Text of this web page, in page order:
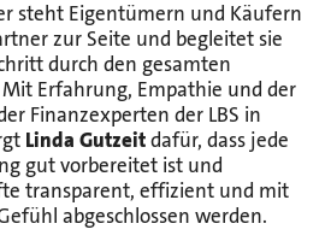
steht Eigentümern und Käufern
zur Seite und begleitet sie
durch den gesamten
Erfahrung, Empathie und der
Finanzexperten der LBS in
Linda Gutzeitdafür, dass jede
gut vorbereitet ist und
transparent, effizient und mit
abgeschlossen werden.